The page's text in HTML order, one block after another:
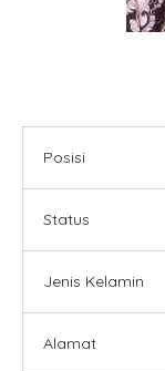
Posisi
Status
Jenis Kelamin
Alamat